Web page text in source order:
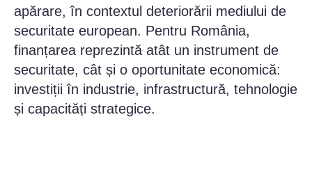
apărare, în contextul deteriorării mediului de
securitate european. Pentru România,
finanțarea reprezintă atât un instrument de
securitate, cât și o oportunitate economică:
investiții în industrie, infrastructură, tehnologie
și capacități strategice.